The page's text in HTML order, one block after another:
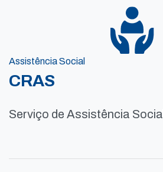
Assistência Social
CRAS
Serviço de Assistência Social